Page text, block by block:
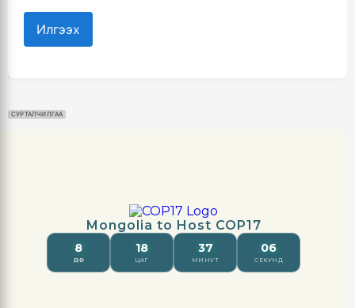
Илгээх
СУРТАЛЧИЛГАА